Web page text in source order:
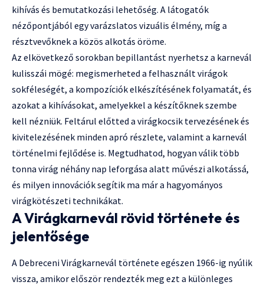
kihívás és bemutatkozási lehetőség. A látogatók
nézőpontjából egy varázslatos vizuális élmény, míg a
résztvevőknek a közös alkotás öröme.
Az elkövetkező sorokban bepillantást nyerhetsz a karnevál
kulisszái mögé: megismerheted a felhasznált virágok
sokféleségét, a kompozíciók elkészítésének folyamatát, és
azokat a kihívásokat, amelyekkel a készítőknek szembe
kell nézniük. Feltárul előtted a virágkocsik tervezésének és
kivitelezésének minden apró részlete, valamint a karnevál
történelmi fejlődése is. Megtudhatod, hogyan válik több
tonna virág néhány nap leforgása alatt művészi alkotássá,
és milyen innovációk segítik ma már a hagyományos
virágkötészeti technikákat.
A Virágkarnevál rövid története és
jelentősége
A Debreceni Virágkarnevál története egészen 1966-ig nyúlik
vissza, amikor először rendezték meg ezt a különleges